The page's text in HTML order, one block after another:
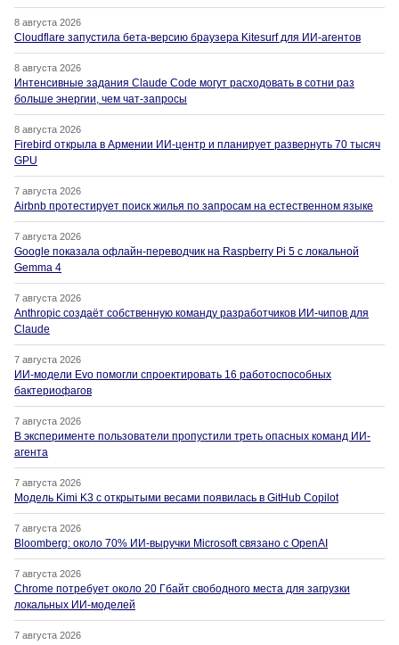
8 августа 2026
Cloudflare запустила бета-версию браузера Kitesurf для ИИ-агентов
8 августа 2026
Интенсивные задания Claude Code могут расходовать в сотни раз
больше энергии, чем чат-запросы
8 августа 2026
Firebird открыла в Армении ИИ-центр и планирует развернуть 70 тысяч
GPU
7 августа 2026
Airbnb протестирует поиск жилья по запросам на естественном языке
7 августа 2026
Google показала офлайн-переводчик на Raspberry Pi 5 с локальной
Gemma 4
7 августа 2026
Anthropic создаёт собственную команду разработчиков ИИ-чипов для
Claude
7 августа 2026
ИИ-модели Evo помогли спроектировать 16 работоспособных
бактериофагов
7 августа 2026
В эксперименте пользователи пропустили треть опасных команд ИИ-
агента
7 августа 2026
Модель Kimi K3 с открытыми весами появилась в GitHub Copilot
7 августа 2026
Bloomberg: около 70% ИИ-выручки Microsoft связано с OpenAI
7 августа 2026
Chrome потребует около 20 Гбайт свободного места для загрузки
локальных ИИ-моделей
7 августа 2026